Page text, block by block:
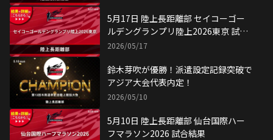
5月17日 陸上長距離部 セイコーゴー
ルデングランプリ陸上2026東京 試合
結果
2026/05/17
鈴木芽吹が優勝！派遣設定記録突破で
アジア大会代表内定！
2026/05/10
5月10日 陸上長距離部 仙台国際ハー
フマラソン2026 試合結果